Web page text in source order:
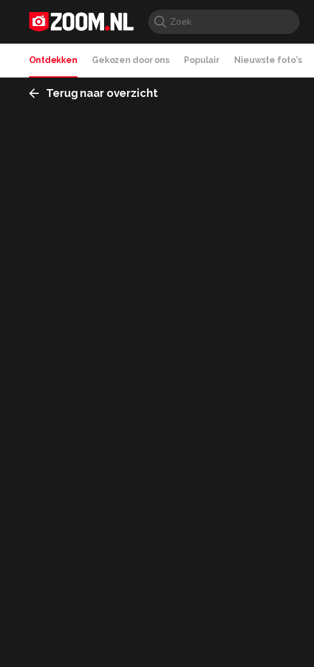
Ontdekken Gekozen door ons Populair Nieuwste foto's
Terug naar overzicht